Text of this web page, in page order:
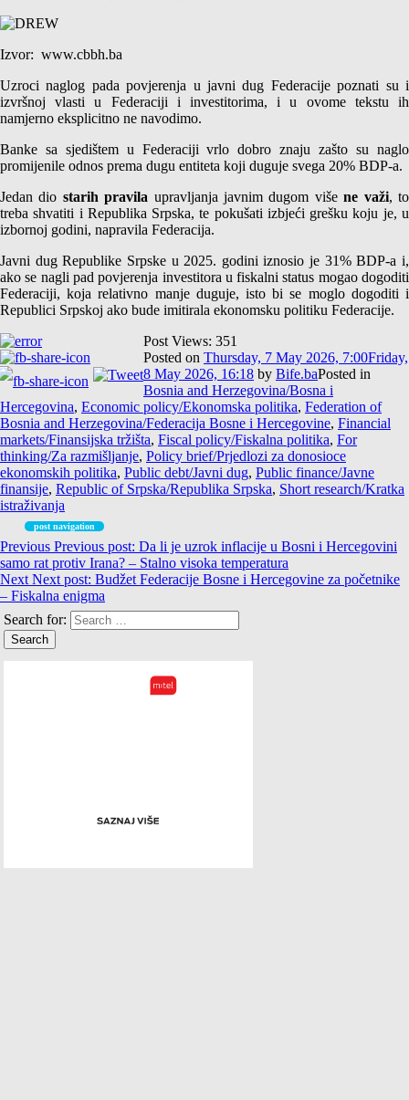
Izvor: www.cbbh.ba
Uzroci naglog pada povjerenja u javni dug Federacije poznati su i
izvršnoj vlasti u Federaciji i investitorima, i u ovome tekstu ih
namjerno eksplicitno ne navodimo.
Banke sa sjedištem u Federaciji vrlo dobro znaju zašto su naglo
promijenile odnos prema dugu entiteta koji duguje svega 20% BDP-a.
Jedan dio starih pravila upravljanja javnim dugom višene važi, to
treba shvatiti i Republika Srpska, te pokušati izbjeći grešku koju je, u
izbornoj godini, napravila Federacija.
Javni dug Republike Srpske u 2025. godini iznosio je 31% BDP-a i,
ako se nagli pad povjerenja investitora u fiskalni status mogao dogoditi
Federaciji, koja relativno manje duguje, isto bi se moglo dogoditi i
Republici Srpskoj ako bude imitirala ekonomsku politiku Federacije.
Post Views: 351
Posted on Thursday, 7 May 2026, 7:00Friday,
8 May 2026, 16:18 by Bife.baPosted in
Bosnia and Herzegovina/Bosna i
Hercegovina, Economic policy/Ekonomska politika, Federation of
Bosnia and Herzegovina/Federacija Bosne i Hercegovine, Financial
markets/Finansijska tržišta, Fiscal policy/Fiskalna politika, For
thinking/Za razmišljanje, Policy brief/Prjedlozi za donosioce
ekonomskih politika, Public debt/Javni dug, Public finance/Javne
finansije, Republic of Srpska/Republika Srpska, Short research/Kratka
istraživanja
post navigation
Previous Previous post: Da li je uzrok inflacije u Bosni i Hercegovini
samo rat protiv Irana? – Stalno visoka temperatura
Next Next post: Budžet Federacije Bosne i Hercegovine za početnike
– Fiskalna enigma
Search for: